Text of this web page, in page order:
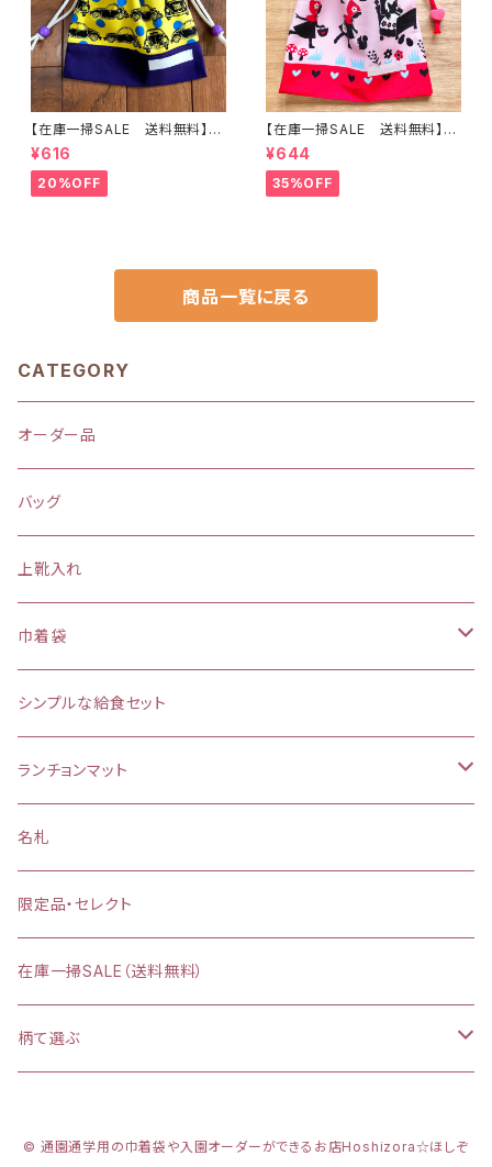
【在庫一掃SALE 送料無料】巾
着袋(小)21×20cmイエロー【か
っこいい車柄】★ KU.4849 ドッ
ト 英字 男の子 くるま｜通園
通学用のかわいい巾着袋や入園
¥616
20%OFF
【在庫一掃SALE 送料無料】巾
着袋(中)29×24cm【赤ずきんち
ゃんシルエット柄】★KC.6 女
の子 ｜通園通学用のかわいい
巾着袋や入園オーダーHoshiz
¥644
35%OFF
商品一覧に戻る
CATEGORY
オーダー品
バッグ
上靴入れ
巾着袋
(大)約 縦37×横34マチ＋8cm
お弁当袋
【給食袋・おやつ袋】約 縦25×20cm
シンプルな給食セット
ランチョンマット
縦25×横35cm
縦30×横40cm
名札
限定品・セレクト
在庫一掃SALE（送料無料）
柄て選ぶ
© 通園通学用の巾着袋や入園オーダーができるお店Hoshizora☆ほしぞ